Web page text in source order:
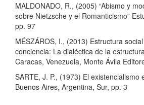
MALDONADO, R., (2005) “Abismo y
sobre Nietzsche y el Romanticismo”
pp. 97
MÉSZÁROS, I., (2013) Estructura
conciencia: La dialéctica de la
Caracas, Venezuela, Monte Ávila
SARTE, J. P., (1973) El existencialismo
Buenos Aires, Argentina, Sur, pp. 3